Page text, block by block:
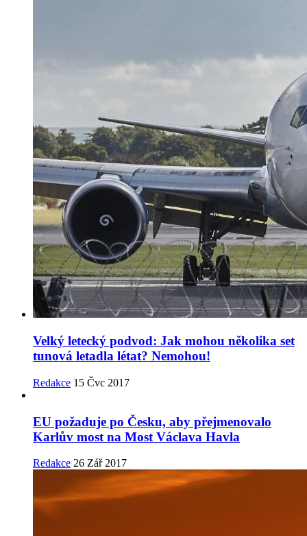
Velký letecký podvod: Jak mohou několika set
tunová letadla létat? Nemohou!
Redakce 15 Čvc 2017
EU požaduje po Česku, aby přejmenovalo
Karlův most na Most Václava Havla
Redakce 26 Zář 2017